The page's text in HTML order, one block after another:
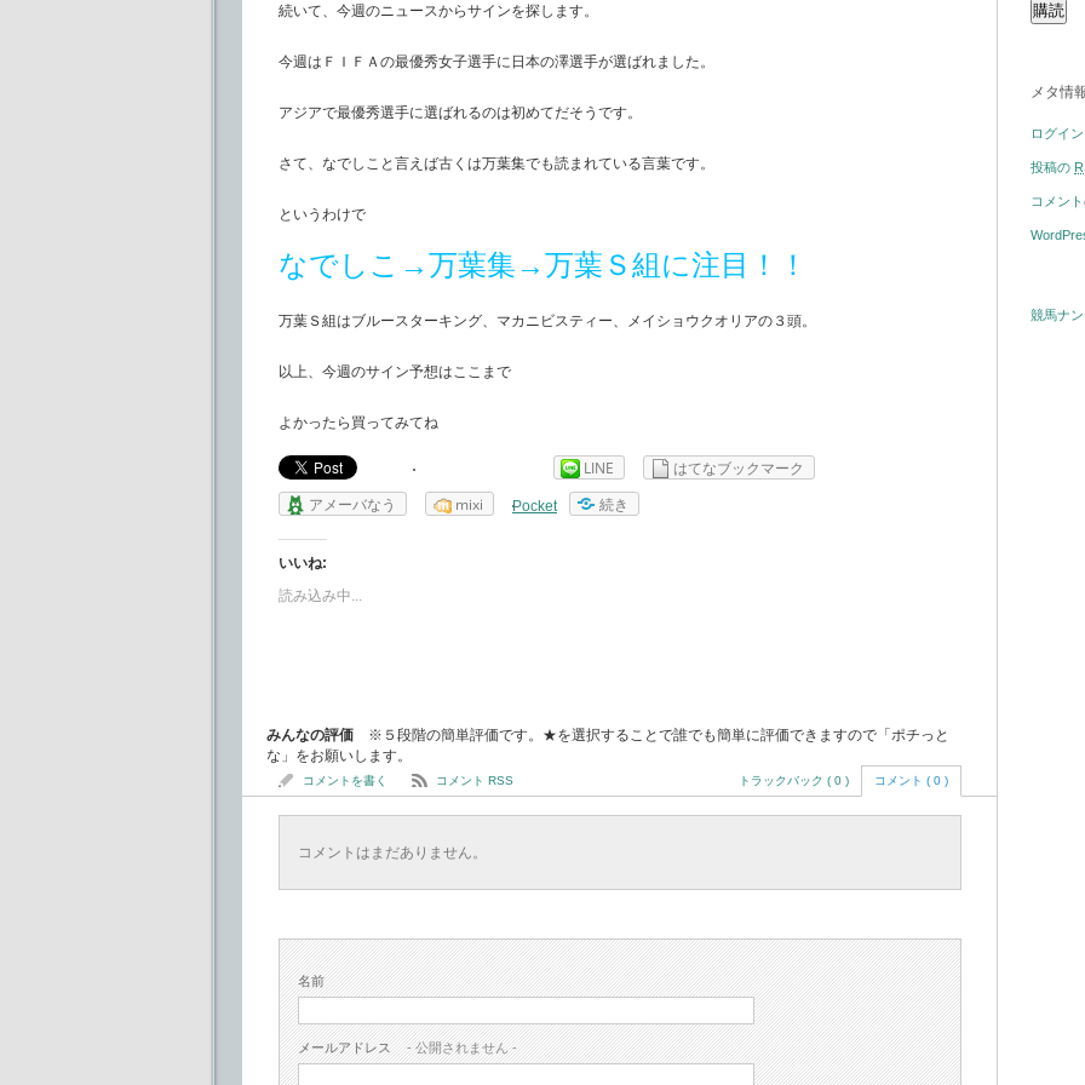
続いて、今週のニュースからサインを探します。
今週はＦＩＦＡの最優秀女子選手に日本の澤選手が選ばれました。
アジアで最優秀選手に選ばれるのは初めてだそうです。
さて、なでしこと言えば古くは万葉集でも読まれている言葉です。
というわけで
なでしこ→万葉集→万葉Ｓ組に注目！！
万葉Ｓ組はブルースターキング、マカニビスティー、メイショウクオリアの３頭。
以上、今週のサイン予想はここまで
よかったら買ってみてね
LINE
はてなブックマーク
アメーバなう
mixi Pocket 続き
いいね:
読み込み中...
みんなの評価 ※５段階の簡単評価です。★を選択することで誰でも簡単に評価できますので「ポチっと
な」をお願いします。
コメントを書く コメント RSS トラックバック ( 0 ) コメント ( 0 )
コメントはまだありません。
名前
メールアドレス - 公開されません -
メタ情
ログイン
投稿の
コメン
競馬ナ